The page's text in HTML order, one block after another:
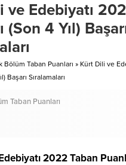
ve Edebiyatı
(Son 4 Yıl)
Bölüm Taban Puanları » Kürt Dili ve
Başarı Sıralamaları
Taban Puanları
2022 Taban